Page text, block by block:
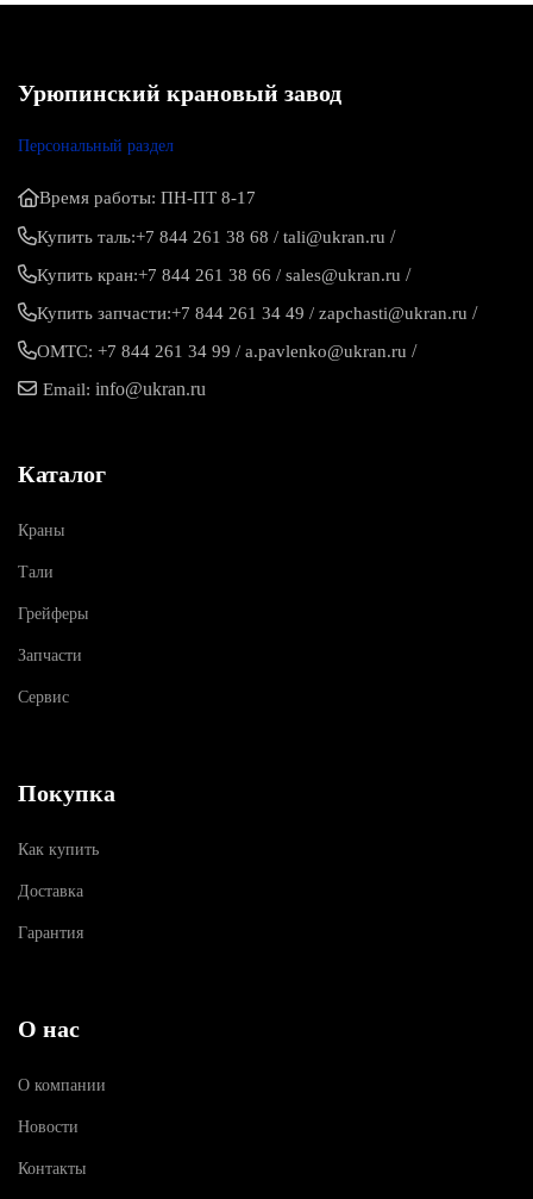
Урюпинский крановый завод
Персональный раздел
Время работы: ПН-ПТ 8-17
Купить таль:+7 844 261 38 68 / tali@ukran.ru /
Купить кран:+7 844 261 38 66 / sales@ukran.ru /
Купить запчасти:+7 844 261 34 49 / zapchasti@ukran.ru /
ОМТС: +7 844 261 34 99 / a.pavlenko@ukran.ru /
Email: info@ukran.ru
Каталог
Краны
Тали
Грейферы
Запчасти
Сервис
Покупка
Как купить
Доставка
Гарантия
О нас
О компании
Новости
Контакты